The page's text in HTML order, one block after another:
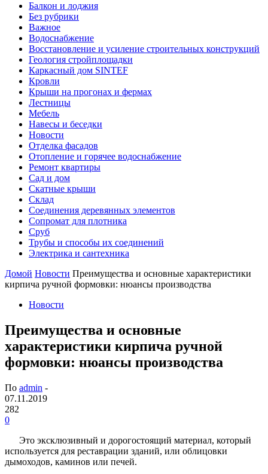
Балкон и лоджия
Без рубрики
Важное
Водоснабжение
Восстановление и усиление строительных конструкций
Геология стройплощадки
Каркасный дом SINTEF
Кровли
Крыши на прогонах и фермах
Лестницы
Мебель
Навесы и беседки
Новости
Отделка фасадов
Отопление и горячее водоснабжение
Ремонт квартиры
Сад и дом
Скатные крыши
Склад
Соединения деревянных элементов
Сопромат для плотника
Сруб
Трубы и способы их соединений
Электрика и сантехника
Домой Новости Преимущества и основные характеристики
кирпича ручной формовки: нюансы производства
Новости
Преимущества и основные
характеристики кирпича ручной
формовки: нюансы производства
По admin -
07.11.2019
282
0
Это эксклюзивный и дорогостоящий материал, который
используется для реставрации зданий, или облицовки
дымоходов, каминов или печей.